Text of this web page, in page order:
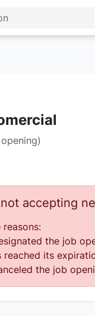
accepting
the job
reached its
the job